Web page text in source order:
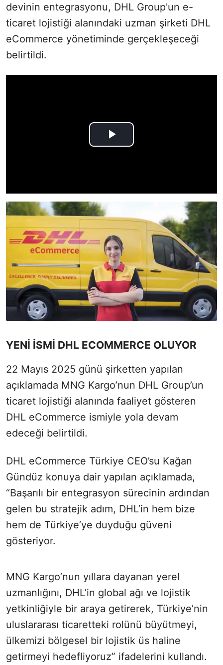
devinin entegrasyonu, DHL Group'un e-
ticaret lojistiği alanındaki uzman şirketi DHL
eCommerce yönetiminde gerçekleşeceği
belirtildi.
YENİ İSMİ DHL ECOMMERCE OLUYOR
22 Mayıs 2025 günü şirketten yapılan
açıklamada MNG Kargo’nun DHL Group’un
ticaret lojistiği alanında faaliyet gösteren
DHL eCommerce ismiyle yola devam
edeceği belirtildi.
DHL eCommerce Türkiye CEO’su Kağan
Gündüz konuya dair yapılan açıklamada,
“Başarılı bir entegrasyon sürecinin ardından
gelen bu stratejik adım, DHL’in hem bize
hem de Türkiye’ye duyduğu güveni
gösteriyor.
MNG Kargo’nun yıllara dayanan yerel
uzmanlığını, DHL’in global ağı ve lojistik
yetkinliğiyle bir araya getirerek, Türkiye’nin
uluslararası ticaretteki rolünü büyütmeyi,
ülkemizi bölgesel bir lojistik üs haline
getirmeyi hedefliyoruz” ifadelerini kullandı.